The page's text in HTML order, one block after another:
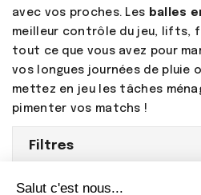
avec vos proches. Les balles
meilleur contrôle du jeu, lifts,
tout ce que vous avez pour
vos longues journées de pluie
mettez en jeu les tâches
pimenter vos matchs !
Filtres
Qui Sommes-Nous ?